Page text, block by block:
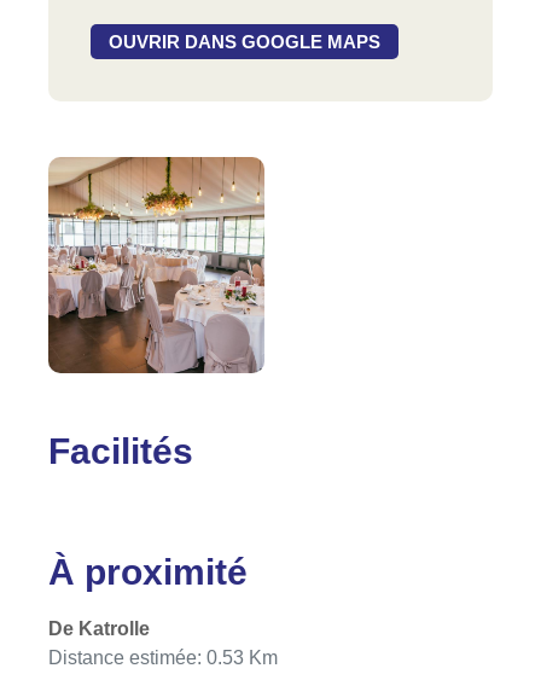
OUVRIR DANS GOOGLE MAPS
Facilités
À proximité
De Katrolle
Distance estimée: 0.53 Km